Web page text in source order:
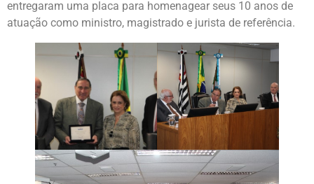
entregaram uma placa para homenagear seus 10 anos de
atuação como ministro, magistrado e jurista de referência.